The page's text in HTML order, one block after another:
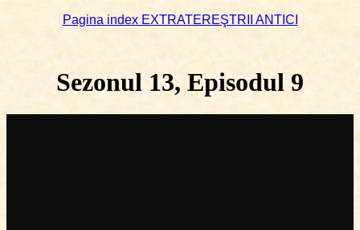
Pagina index EXTRATEREŞTRII ANTICI
Sezonul 13, Episodul 9